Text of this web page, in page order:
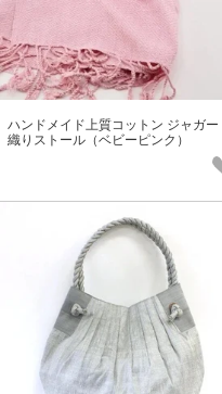
ハンドメイド上質コットン ジャガー
織りストール（ベビーピンク）